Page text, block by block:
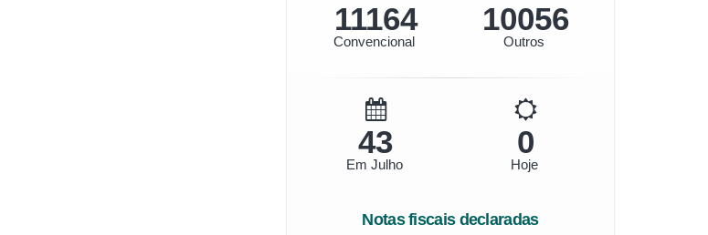
12950
Convencional
11665
Outros
50
Em Julho
0
Hoje
Notas fiscais declaradas